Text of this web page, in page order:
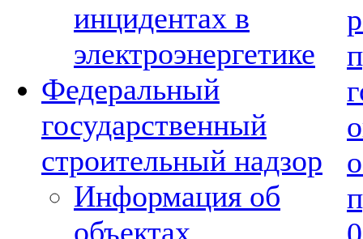
инцидентах в
электроэнергетике
Федеральный
государственный
строительный надзор
Информация об
объектах